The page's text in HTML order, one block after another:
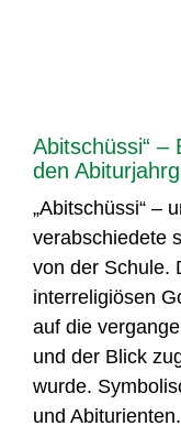
Abitschüssi“ –
den
„Abitschüssi“ –
verabschiedete
von der Schule.
interreligiösen
auf die
und der Blick
wurde.
und